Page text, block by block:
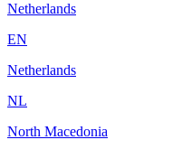
Netherlands
EN
Netherlands
NL
North Macedonia